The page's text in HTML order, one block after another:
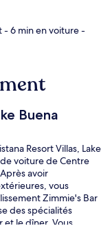
- 6 min en voiture-
Buena
Resort Villas, Lake
voiture de Centre
avoir
vous
Zimmie's Bar
des spécialités
et le dîner. Vous